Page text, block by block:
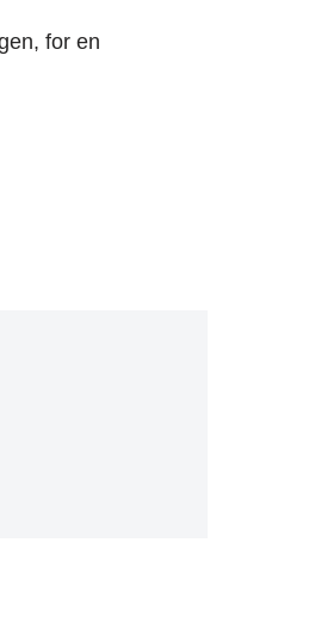
for en